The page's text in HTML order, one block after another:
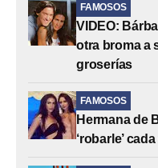
FAMOSOS
VIDEO:
otra broma a
groserías
FAMOSOS
Hermana de
‘robarle’